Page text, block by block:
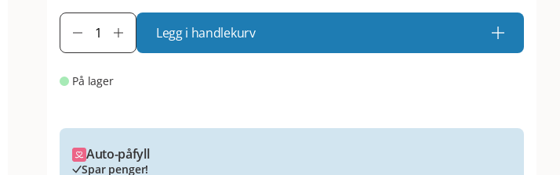
Legg i handlekurv
På lager
Auto-påfyll
Spar penger!